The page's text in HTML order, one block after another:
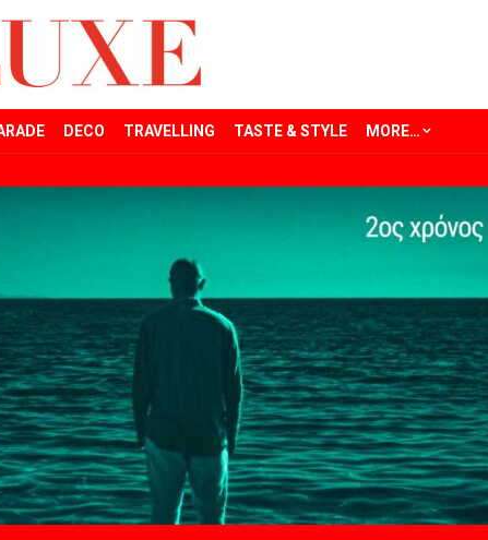
DECO TRAVELLING TASTE & STYLE MORE…